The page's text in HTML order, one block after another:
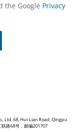
the Google Privacy
Ltd. 68, Hui-Lian Road, Qingpu
路68号，邮编201707